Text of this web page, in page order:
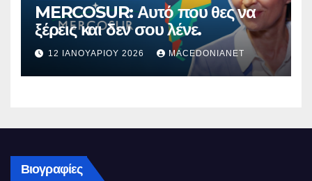
MERCOSUR: Αυτό που θες να
ξέρεις και δεν σου λένε.
12 ΙΑΝΟΥΑΡΊΟΥ 2026 MACEDONIANET
Βιογραφίες